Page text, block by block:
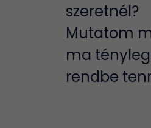
szeretnél?
Mutatom
ma
rendbe